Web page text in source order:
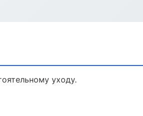
уходу.